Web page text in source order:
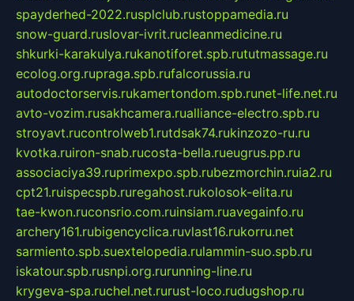
spayderhed-2022.rusplclub.rustoppamedia.ru
snow-guard.ruslovar-ivrit.rucleanmedicine.ru
shkurki-karakulya.rukanotiforet.spb.rututmassage.ru
ecolog.org.rupraga.spb.rufalcorussia.ru
autodoctorservis.rukamertondom.spb.runet-life.net.ru
avto-vozim.rusakhcamera.rualliance-electro.spb.ru
stroyavt.rucontrolweb1.rutdsak74.rukinzozo-ru.ru
kvotka.ruiron-snab.rucosta-bella.rueugrus.pp.ru
associaciya39.ruprimexpo.spb.rubezmorchin.ruia2.ru
cpt21.ruispecspb.ruregahost.rukolosok-elita.ru
tae-kwon.ruconsrio.com.ruinsiam.ruavegainfo.ru
archery161.rubigencyclica.ruvlast16.rukorru.net
sarmiento.spb.suextelopedia.rulammin-suo.spb.ru
iskatour.spb.rusnpi.org.rurunning-line.ru
krygeva-spa.ruchel.net.rurust-loco.rudugshop.ru